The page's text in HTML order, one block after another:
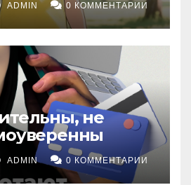
ADMIN 0 КОММЕНТАРИИ
не
ADMIN 0 КОММЕНТАРИИ